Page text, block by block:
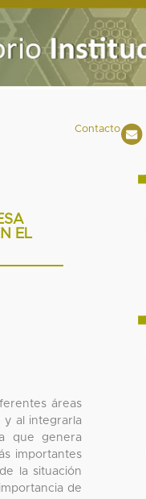
Contacto
EL
áreas
y al integrarla
que genera
importantes
la situación
de